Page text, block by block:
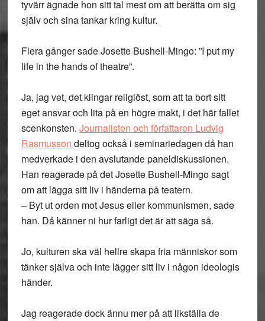
tyvärr ägnade hon sitt tal mest om att berätta om sig
själv och sina tankar kring kultur.
Flera gånger sade Josette Bushell-Mingo: ”I put my
life in the hands of theatre”.
Ja, jag vet, det klingar religiöst, som att ta bort sitt
eget ansvar och lita på en högre makt, i det här fallet
scenkonsten. Journalisten och författaren Ludvig
Rasmusson deltog också i seminariedagen då han
medverkade i den avslutande paneldiskussionen.
Han reagerade på det Josette Bushell-Mingo sagt
om att lägga sitt liv i händerna på teatern.
– Byt ut orden mot Jesus eller kommunismen, sade
han. Då känner ni hur farligt det är att säga så.
Jo, kulturen ska väl hellre skapa fria människor som
tänker själva och inte lägger sitt liv i någon ideologis
händer.
Jag reagerade dock ännu mer på att likställa de